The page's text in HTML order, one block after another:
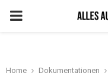
PRIMARY
Home Dokumentationen